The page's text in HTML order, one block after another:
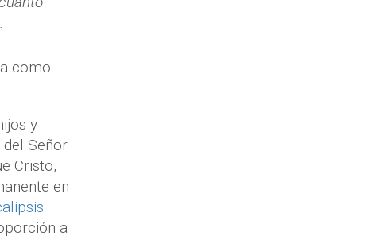
como
y
Señor
Cristo,
en
a